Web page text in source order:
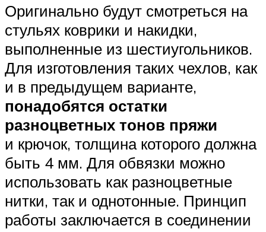
Оригинально будут смотреться на
стульях коврики и накидки,
выполненные из шестиугольников.
Для изготовления таких чехлов, как
и в предыдущем варианте,
понадобятся остатки
разноцветных тонов пряжи
и крючок, толщина которого должна
быть 4 мм. Для обвязки можно
использовать как разноцветные
нитки, так и однотонные. Принцип
работы заключается в соединении